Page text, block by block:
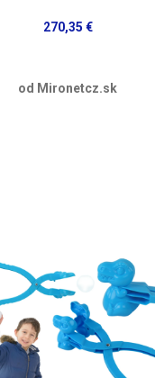
270,35 €
od Mironetcz.sk